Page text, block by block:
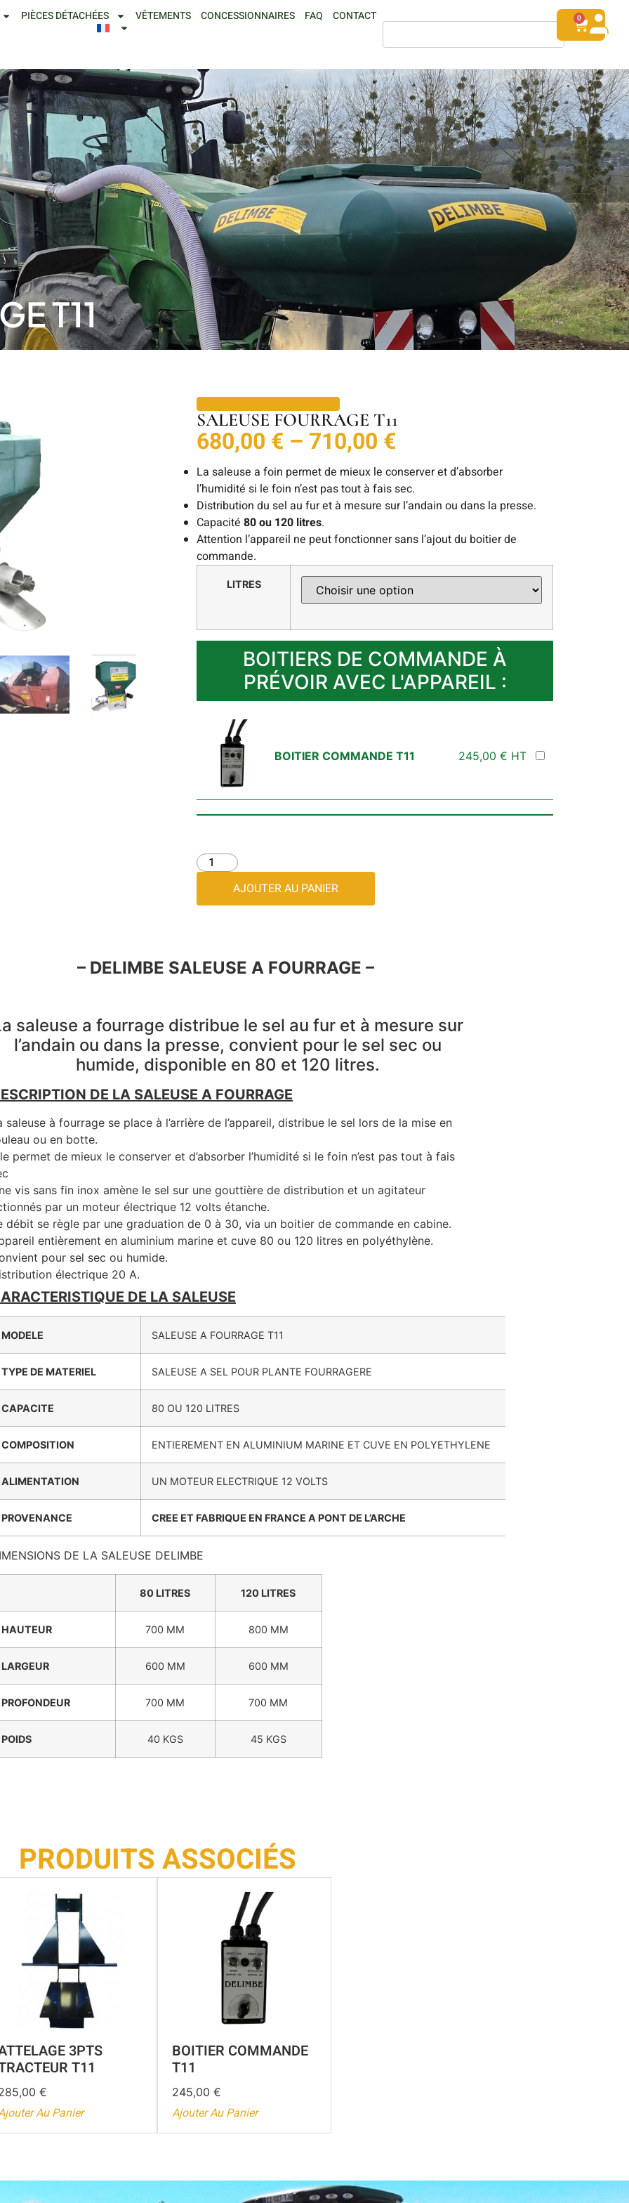
PIÈCES DÉTACHÉES VÊTEMENTS CONCESSIONNAIRES FAQ CONTACT 0
T11
SALEUSE FOURRAGE T11
680,00 € – 710,00 €
La saleuse a foin permet de mieux le conserver et d’absorber
l’humidité si le foin n’est pas tout à fais sec.
Distribution du sel au fur et à mesure sur l’andain ou dans la presse.
Capacité80 ou 120 litres.
Attention l’appareil ne peut fonctionner sans l’ajout du boitier de
commande.
LITRES
BOITIERS DE COMMANDE À
PRÉVOIR AVEC L'APPAREIL :
BOITIER COMMANDE T11 245,00 € HT
AJOUTER AU PANIER
– DELIMBE SALEUSE A FOURRAGE –
saleuse a fourrage distribue le sel au fur et à mesure sur
l’andain ou dans la presse, convient pour le sel sec ou
humide, disponible en 80 et 120 litres.
DE LA SALEUSE A FOURRAGE
saleuse à fourrage se place à l’arrière de l’appareil, distribue le sel lors de la mise en
ou en botte.
permet de mieux le conserver et d’absorber l’humidité si le foin n’est pas tout à fais
vis sans fin inox amène le sel sur une gouttière de distribution et un agitateur
par un moteur électrique 12 volts étanche.
débit se règle par une graduation de 0 à 30, via un boitier de commande en cabine.
entièrement en aluminium marine et cuve 80 ou 120 litres en polyéthylène.
pour sel sec ou humide.
électrique 20 A.
DE LA SALEUSE
MODELE SALEUSE A FOURRAGE T11
TYPE DE MATERIEL SALEUSE A SEL POUR PLANTE FOURRAGERE
CAPACITE 80 OU 120 LITRES
COMPOSITION ENTIEREMENT EN ALUMINIUM MARINE ET CUVE EN POLYETHYLENE
ALIMENTATION UN MOTEUR ELECTRIQUE 12 VOLTS
PROVENANCE CREE ET FABRIQUE EN FRANCE A PONT DE L’ARCHE
DE LA SALEUSE DELIMBE
80 LITRES 120 LITRES
HAUTEUR 700 MM 800 MM
LARGEUR 600 MM 600 MM
PROFONDEUR 700 MM 700 MM
POIDS 40 KGS 45 KGS
PRODUITS ASSOCIÉS
3PTS
T11
€
Au Panier
BOITIER COMMANDE
T11
245,00 €
Ajouter Au Panier